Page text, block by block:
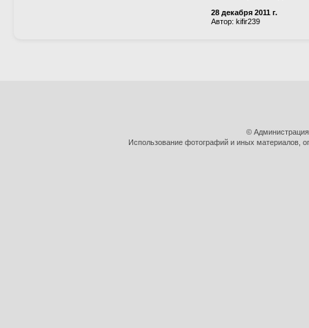
28 декабря 2011 г.
Автор: kifir239
©
Использование фотографий и иных материалов,